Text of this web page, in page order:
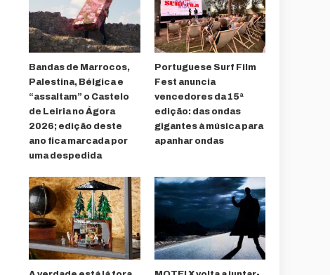
Bandas de Marrocos,
Palestina, Bélgica e
“assaltam” o Castelo
de Leiria no Ágora
2026; edição deste
ano fica marcada por
uma despedida
Portuguese Surf Film
Fest anuncia
vencedores da 15ª
edição: das ondas
gigantes à música para
apanhar ondas